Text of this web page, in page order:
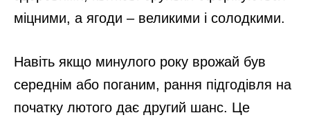
міцними, а ягоди – великими і солодкими.
Навіть якщо минулого року врожай був
середнім або поганим, рання підгодівля на
початку лютого дає другий шанс. Це